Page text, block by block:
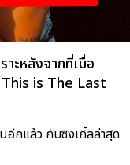
ะหลังจากที่เมื่อ
This is The Last
อีกแล้ว กับซิงเกิ้ลล่าสุด